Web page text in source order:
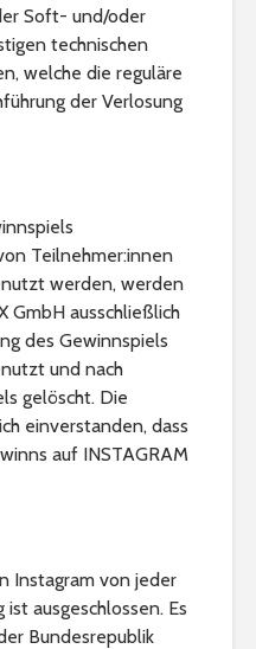
Soft- und/oder
technischen
welche die reguläre
der Verlosung
Teilnehmer:innen
werden, werden
GmbH ausschließlich
des Gewinnspiels
und nach
gelöscht. Die
einverstanden, dass
auf INSTAGRAM
Instagram von jeder
ausgeschlossen. Es
Bundesrepublik